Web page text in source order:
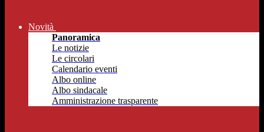
Novità
Panoramica
Le notizie
Le circolari
Calendario eventi
Albo online
Albo sindacale
Amministrazione trasparente